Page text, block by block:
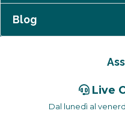
Blog
Live
Dal lunedì al